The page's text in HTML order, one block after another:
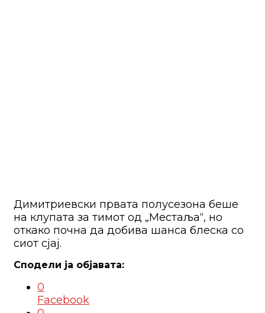
Димитриевски првата полусезона беше
на клупата за тимот од „Местаља“, но
откако почна да добива шанса блеска со
сиот сјај.
0
Facebook